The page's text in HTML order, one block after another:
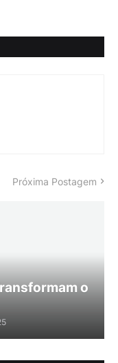
Próxima Postagem
o